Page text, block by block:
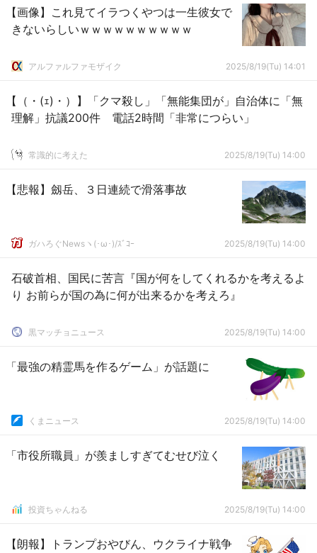
【画像】これ見てイラつくやつは一生彼女で
きないらしいｗｗｗｗｗｗｗｗｗｗ
アルファルファモザイク 2025/8/19(Tu) 14:01
【（・(ｪ)・）】「クマ殺し」「無能集団が」自治体に「無
理解」抗議200件 電話2時間「非常につらい」
常識的に考えた 2025/8/19(Tu) 14:00
【悲報】劔岳、３日連続で滑落事故
ガハろぐNewsヽ(･ω･)/ｽﾞｺｰ 2025/8/19(Tu) 14:00
石破首相、国民に苦言『国が何をしてくれるかを考えるよ
り お前らが国の為に何が出来るかを考えろ』
黒マッチョニュース 2025/8/19(Tu) 14:00
「最強の精霊馬を作るゲーム」が話題に
くまニュース 2025/8/19(Tu) 14:00
「市役所職員」が羨ましすぎてむせび泣く
投資ちゃんねる 2025/8/19(Tu) 14:00
【朗報】トランプおやびん、ウクライナ戦争